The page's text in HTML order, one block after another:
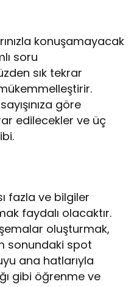
konuşamayacak
soru
sık tekrar
göre
edilecekler ve üç
fazla ve bilgiler
faydalı olacaktır.
oluşturmak,
sonundaki spot
ana hatlarıyla
gibi öğrenme ve